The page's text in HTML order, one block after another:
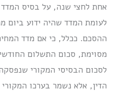
אחת לחצי שנה, על בסיס
לעומת המדד שהיה ידוע ביום
ההסכם. ככלל, כי אם מדד
מסוימת, סכום התשלום
לסכום הבסיסי המקורי
הדין, אלא נשמר בערכו